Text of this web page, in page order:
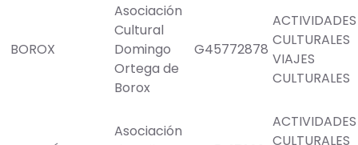
BOROX
Asociación
Cultural
Domingo
Ortega de
Borox
G45772878
ACTIVIDADES
CULTURALES
VIAJES
CULTURALES
Asociación
ACTIVIDADES
CULTURALES